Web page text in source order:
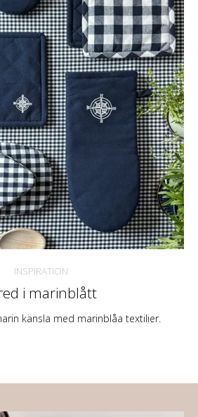
INSPIRATION
i marinblått
känsla med marinblåa textilier.